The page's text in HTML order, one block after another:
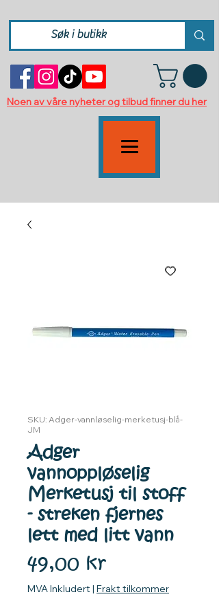
Noen av våre nyheter og tilbud finner du her
SKU: Adger-vannløselig-merketusj-blå-
JM
Adger
vannoppløselig
Merketusj til stoff
- streken fjernes
lett med litt vann
49,00 krPris
MVA Inkludert | Frakt tilkommer